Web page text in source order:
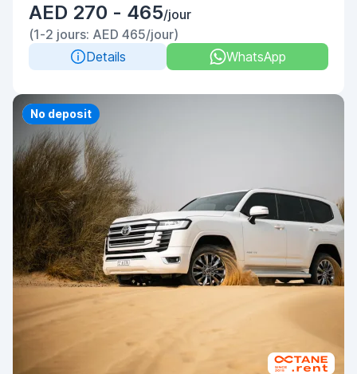
AED 270 - 465/jour
(1-2 jours: AED 465/jour)
Details
WhatsApp
Priority
No deposit